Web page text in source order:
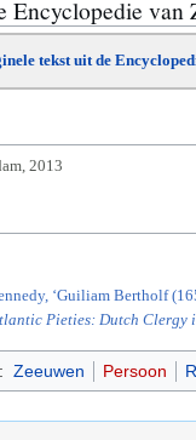
Encyclopedie van
tekst uit de
2013
‘Guiliam Bertholf
Pieties: Dutch Clergy
: Zeeuwen Persoon